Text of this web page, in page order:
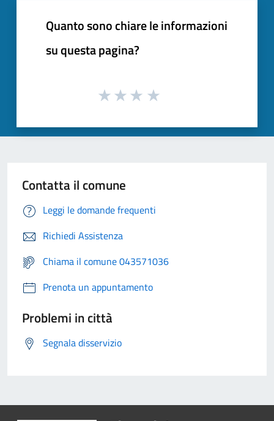
Quanto sono chiare le informazioni
su questa pagina?
Contatta il comune
Leggi le domande frequenti
Richiedi Assistenza
Chiama il comune 043571036
Prenota un appuntamento
Problemi in città
Segnala disservizio